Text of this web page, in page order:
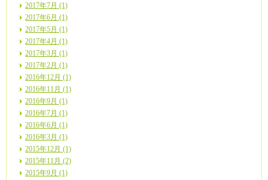
2017年7月 (1)
2017年6月 (1)
2017年5月 (1)
2017年4月 (1)
2017年3月 (1)
2017年2月 (1)
2016年12月 (1)
2016年11月 (1)
2016年9月 (1)
2016年7月 (1)
2016年6月 (1)
2016年3月 (1)
2015年12月 (1)
2015年11月 (2)
2015年9月 (1)